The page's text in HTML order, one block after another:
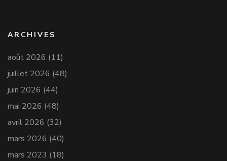
ARCHIVES
août 2026 (11)
juillet 2026 (48)
juin 2026 (44)
mai 2026 (48)
avril 2026 (32)
mars 2026 (40)
mars 2023 (18)